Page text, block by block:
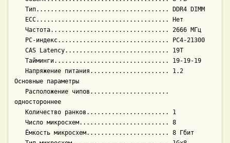
Основные параметры
одностороннее